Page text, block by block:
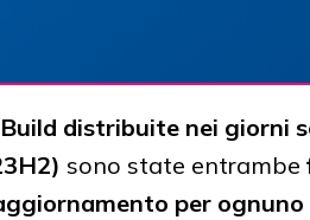
Build distribuite nei giorni
sono state entrambe
per ognuno